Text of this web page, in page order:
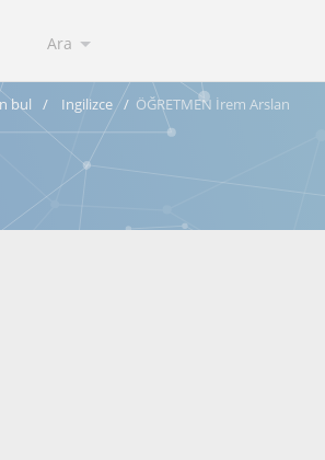
Ara
bul Ingilizce ÖĞRETMEN İrem Arslan